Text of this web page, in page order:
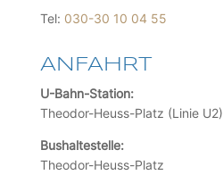
Tel: 030-30 10 04 55
ANFAHRT
U-Bahn-Station:
Theodor-Heuss-Platz (Linie U2)
Bushaltestelle:
Theodor-Heuss-Platz